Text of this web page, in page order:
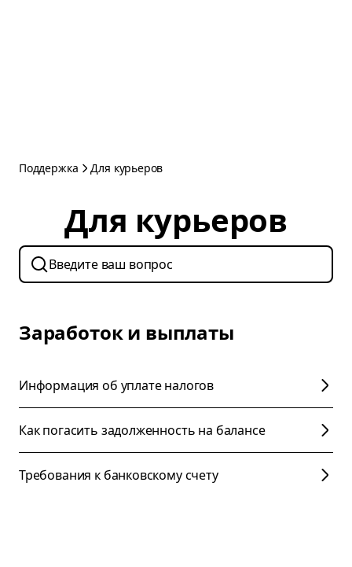
Поддержка Для курьеров
Для курьеров
Заработок и выплаты
Информация об уплате налогов
Как погасить задолженность на балансе
Требования к банковскому счету